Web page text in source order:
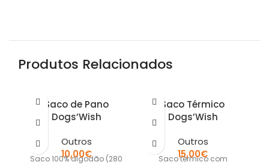
Produtos Relacionados
Saco de Pano
Dogs’Wish
Outros
10,00€
Saco 100% algodão (280
Saco Térmico
Dogs’Wish
Outros
15,00€
Saco térmico com